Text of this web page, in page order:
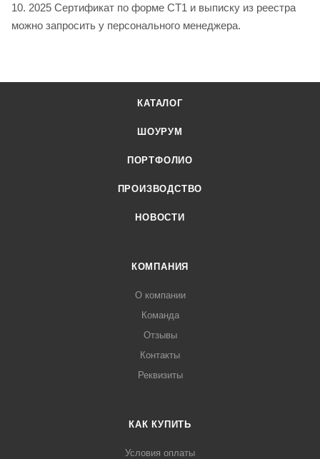
10. 2025 Сертификат по форме СТ1 и выписку из реестра
можно запросить у персонального менеджера.
КАТАЛОГ
ШОУРУМ
ПОРТФОЛИО
ПРОИЗВОДСТВО
НОВОСТИ
КОМПАНИЯ
О компании
Команда
Отзывы
Контакты
Реквизиты
КАК КУПИТЬ
Условия оплаты